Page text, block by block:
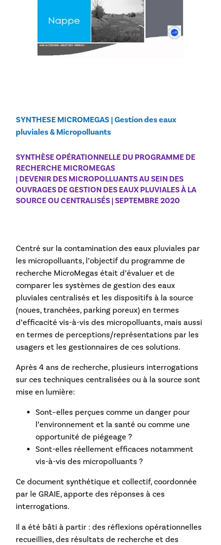
SYNTHESE MICROMEGAS | Gestion des eaux
pluviales & Micropolluants
SYNTHÈSE OPÉRATIONNELLE DU PROGRAMME DE
RECHERCHE MICROMEGAS
| DEVENIR DES MICROPOLLUANTS AU SEIN DES
OUVRAGES DE GESTION DES EAUX PLUVIALES À LA
SOURCE OU CENTRALISÉS | SEPTEMBRE 2020
Centré sur la contamination des eaux pluviales par
les micropolluants, l’objectif du programme de
recherche MicroMegas était d’évaluer et de
comparer les systèmes de gestion des eaux
pluviales centralisés et les dispositifs à la source
(noues, tranchées, parking poreux) en termes
d’efficacité vis-à-vis des micropolluants, mais aussi
en termes de perceptions/représentations par les
usagers et les gestionnaires de ces solutions.
Après 4 ans de recherche, plusieurs interrogations
sur ces techniques centralisées ou à la source sont
mise en lumière:
Sont–elles perçues comme un danger pour
l’environnement et la santé ou comme une
opportunité de piégeage ?
Sont-elles réellement efficaces notamment
vis-à-vis des micropolluants ?
Ce document synthétique et collectif, coordonnée
par le GRAIE, apporte des réponses à ces
interrogations.
Il a été bâti à partir : des réflexions opérationnelles
recueillies, des résultats de recherche et des